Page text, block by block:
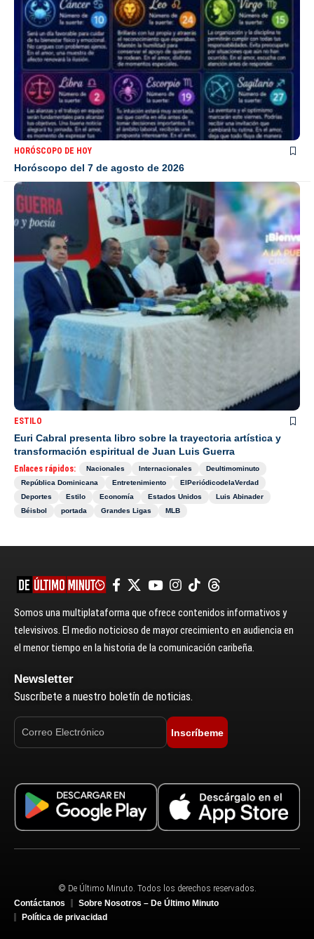
HORÓSCOPO DE HOY
Horóscopo del 7 de agosto de 2026
ESTILO
Euri Cabral presenta libro sobre la trayectoria artística y
transformación espiritual de Juan Luis Guerra
Enlaces rápidos: Nacionales Internacionales
Deultimominuto
República Dominicana
Entretenimiento
ElPeriódicodelaVerdad
Deportes
Estilo Economía Estados Unidos
Luis Abinader
Béisbol
portada Grandes Ligas MLB
Somos una multiplataforma que ofrece contenidos informativos y
televisivos. El medio noticioso de mayor crecimiento en audiencia en
el menor tiempo en la historia de la comunicación caribeña.
Newsletter
Suscríbete a nuestro boletín de noticias.
Inscríbeme
© De Último Minuto. Todos los derechos reservados.
Contáctanos
Sobre Nosotros – De Último Minuto
Política de privacidad